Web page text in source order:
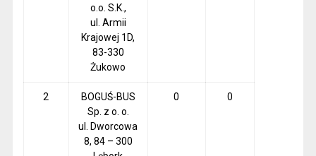
o.o. S.K.,
ul. Armii
Krajowej 1D,
83-330
Żukowo
2
BOGUŚ-BUS
Sp. z o. o.
ul. Dworcowa
8, 84 – 300
0 0